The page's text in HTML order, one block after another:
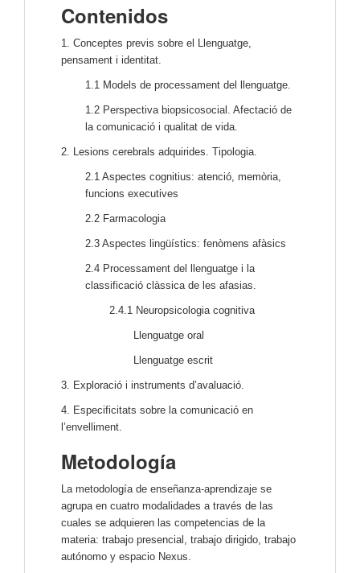
Contenidos
1. Conceptes previs sobre el Llenguatge,
pensament i identitat.
1.1 Models de processament del llenguatge.
1.2 Perspectiva biopsicosocial. Afectació de
la comunicació i qualitat de vida.
2. Lesions cerebrals adquirides. Tipologia.
2.1 Aspectes cognitius: atenció, memòria,
funcions executives
2.2 Farmacologia
2.3 Aspectes lingüístics: fenòmens afàsics
2.4 Processament del llenguatge i la
classificació clàssica de les afasias.
2.4.1 Neuropsicologia cognitiva
Llenguatge oral
Llenguatge escrit
3. Exploració i instruments d’avaluació.
4. Especificitats sobre la comunicació en
l’envelliment.
Metodología
La metodología de enseñanza-aprendizaje se
agrupa en cuatro modalidades a través de las
cuales se adquieren las competencias de la
materia: trabajo presencial, trabajo dirigido, trabajo
autónomo y espacio Nexus.